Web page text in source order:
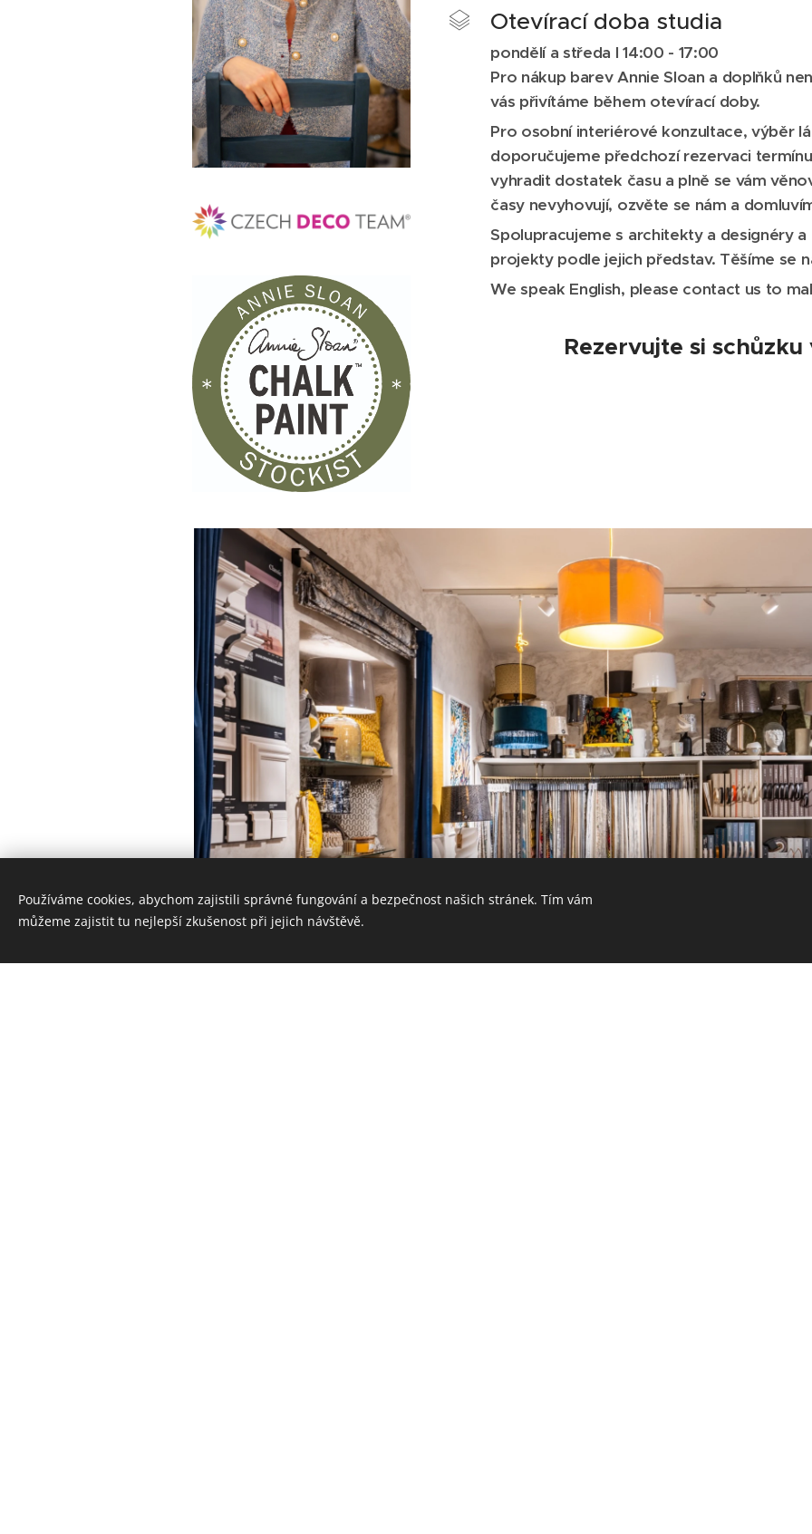
Otevírací doba studia
pondělí a středa I14:00 - 17:00
Pro nákup barev Annie Sloan a doplňků
vás přivítáme během otevírací doby.
Pro osobní interiérové konzultace, výběr
doporučujeme předchozí rezervaci
vyhradit dostatek času a plně se vám
časy nevyhovují, ozvěte se nám a
Spolupracujeme s architekty a designéry
projekty podle jejich představ. Těšíme se
We speak English, please contact us to
Rezervujte si schůzku
Používáme cookies, abychom zajistili správné fungování a bezpečnost našich stránek. Tím vám
můžeme zajistit tu nejlepší zkušenost při jejich návštěvě.